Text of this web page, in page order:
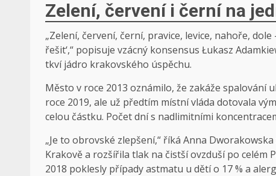
Zelení, červení i černí na
„Zelení, červení, černí, pravice, levice, nahoře,
řešit‘,“ popisuje vzácný konsensus Łukasz
tkví jádro krakovského úspěchu.
Město v roce 2013 oznámilo, že zakáže spalování
roce 2019, ale už předtím místní vláda dotovala
celou částku. Počet dní s nadlimitními
„Je to obrovské zlepšení,“ říká Anna
Krakově a rozšířila tlak na čistší ovzduší po celém
2018 poklesly případy astmatu u dětí o 17 % a